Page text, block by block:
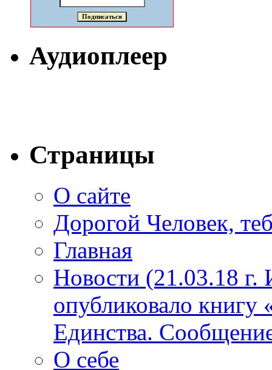
Аудиоплеер
Страницы
О сайте
Дорогой Человек,
Главная
Новости (21.03.18 г.
опубликовало книгу
Единства.
О себе